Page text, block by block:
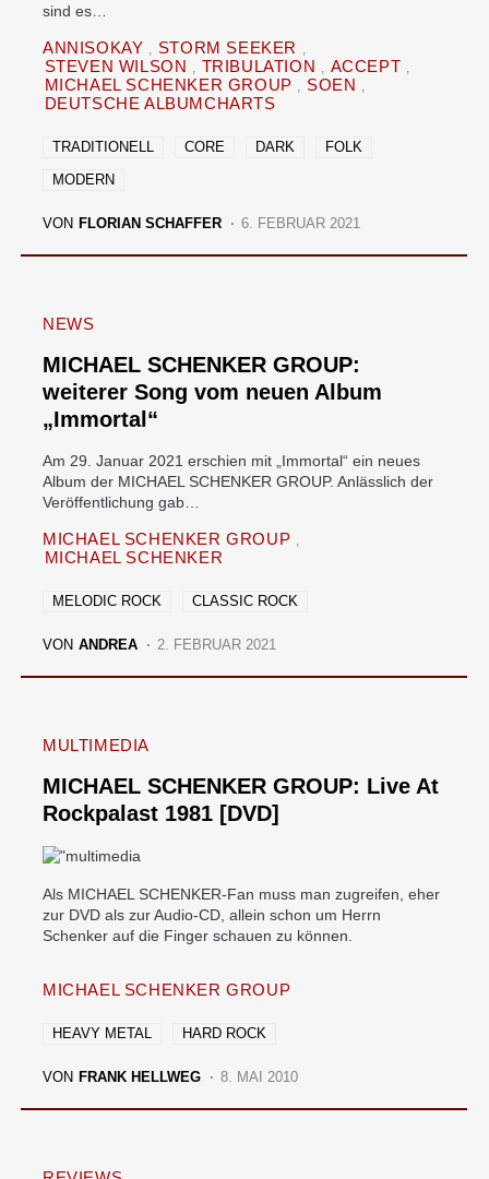
sind es…
ANNISOKAY
STORM SEEKER
STEVEN WILSON
TRIBULATION
ACCEPT
MICHAEL SCHENKER GROUP
SOEN
DEUTSCHE ALBUMCHARTS
TRADITIONELL CORE DARK
FOLK
MODERN
VON FLORIAN SCHAFFER 6. FEBRUAR 2021
NEWS
MICHAEL SCHENKER GROUP:
weiterer Song vom neuen Album
„Immortal“
Am 29. Januar 2021 erschien mit „Immortal“ ein neues
Album der MICHAEL SCHENKER GROUP. Anlässlich der
Veröffentlichung gab…
MICHAEL SCHENKER GROUP
MICHAEL SCHENKER
MELODIC ROCK CLASSIC ROCK
VON ANDREA 2. FEBRUAR 2021
MULTIMEDIA
MICHAEL SCHENKER GROUP: Live At
Rockpalast 1981 [DVD]
Als MICHAEL SCHENKER-Fan muss man zugreifen, eher
zur DVD als zur Audio-CD, allein schon um Herrn
Schenker auf die Finger schauen zu können.
MICHAEL SCHENKER GROUP
HEAVY METAL HARD ROCK
VON FRANK HELLWEG 8. MAI 2010